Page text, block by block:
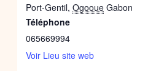
Port-Gentil, Ogooue Gabon
Téléphone
065669994
Voir Lieu site web